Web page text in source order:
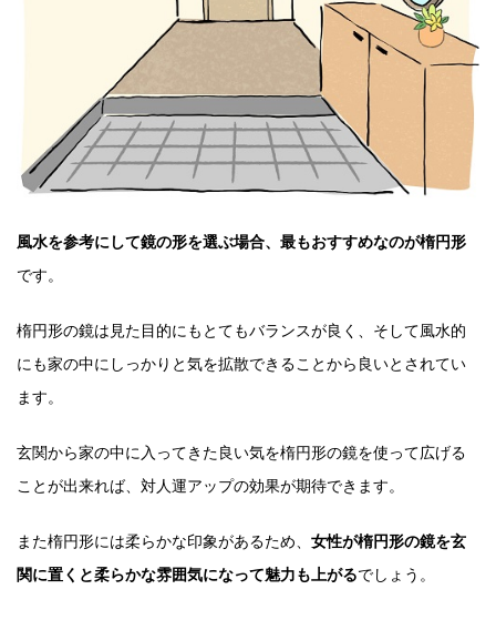
風水を参考にして鏡の形を選ぶ場合、最もおすすめなのが楕円形
です。
楕円形の鏡は見た目的にもとてもバランスが良く、そして風水的
にも家の中にしっかりと気を拡散できることから良いとされてい
ます。
玄関から家の中に入ってきた良い気を楕円形の鏡を使って広げる
ことが出来れば、対人運アップの効果が期待できます。
また楕円形には柔らかな印象があるため、 女性が楕円形の鏡を玄
関に置くと柔らかな雰囲気になって魅力も上がるでしょう。